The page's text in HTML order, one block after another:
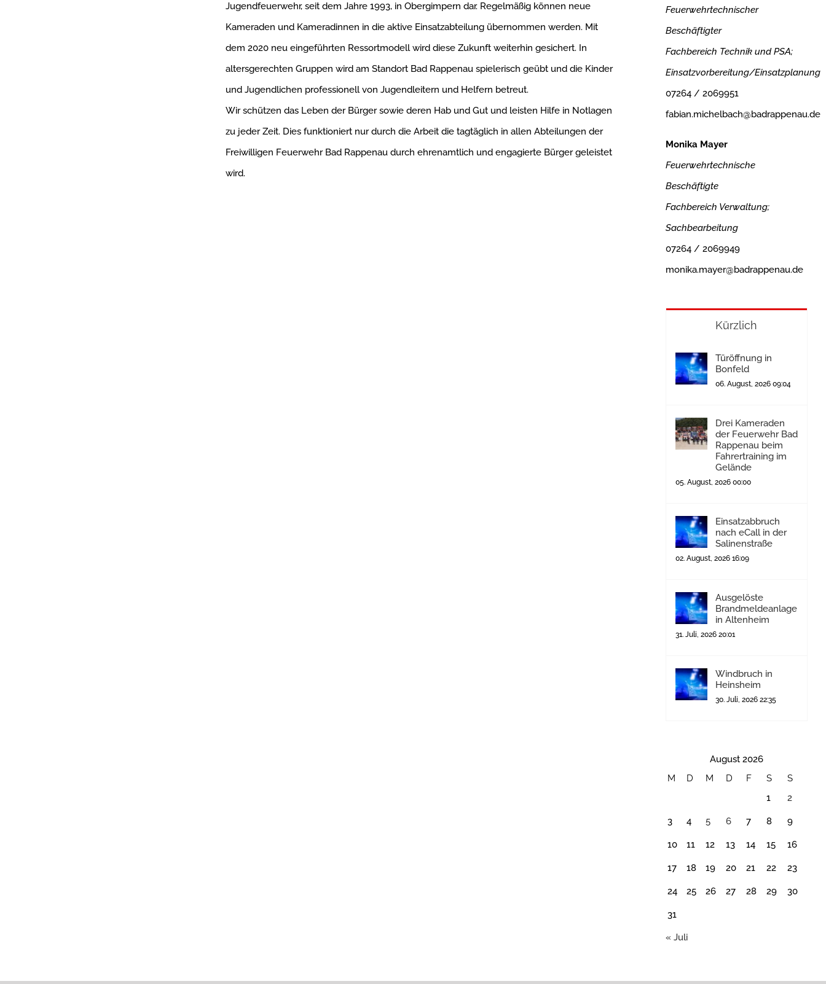
Jugendfeuerwehr, seit dem Jahre 1993, in Obergimpern dar. Regelmäßig können neue
Kameraden und Kameradinnen in die aktive Einsatzabteilung übernommen werden. Mit
dem 2020 neu eingeführten Ressortmodell wird diese Zukunft weiterhin gesichert. In
altersgerechten Gruppen wird am Standort Bad Rappenau spielerisch geübt und die Kinder
und Jugendlichen professionell von Jugendleitern und Helfern betreut.
Wir schützen das Leben der Bürger sowie deren Hab und Gut und leisten Hilfe in Notlagen
zu jeder Zeit. Dies funktioniert nur durch die Arbeit die tagtäglich in allen Abteilungen der
Freiwilligen Feuerwehr Bad Rappenau durch ehrenamtlich und engagierte Bürger geleistet
wird.
Feuerwehrtechnischer
Beschäftigter
Fachbereich Technik und PSA;
Einsatzvorbereitung/Einsatzplanung
07264 / 2069951
fabian.michelbach@badrappenau.de
Monika Mayer
Feuerwehrtechnische
Beschäftigte
Fachbereich Verwaltung;
Sachbearbeitung
07264 / 2069949
monika.mayer@badrappenau.de
Kürzlich
Türöffnung in
Bonfeld
06. August, 2026 09:04
Drei Kameraden
der Feuerwehr Bad
Rappenau beim
Fahrertraining im
Gelände
05. August, 2026 00:00
Einsatzabbruch
nach eCall in der
Salinenstraße
02. August, 2026 16:09
Ausgelöste
Brandmeldeanlage
in Altenheim
31. Juli, 2026 20:01
Windbruch in
Heinsheim
30. Juli, 2026 22:35
August 2026
M
D M D F S
S
1
2
3 4 5 6 7 8 9
10 11 12 13 14 15 16
17 18 19 20 21 22 23
24 25 26 27 28 29 30
31
« Juli